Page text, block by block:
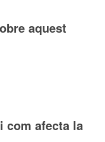
aquest
com afecta la